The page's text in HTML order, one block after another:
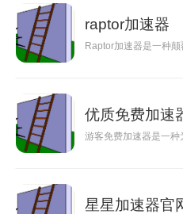
raptor加速器
Raptor加速器是一种
优质免费加速
游客免费加速器是一
星星加速器官